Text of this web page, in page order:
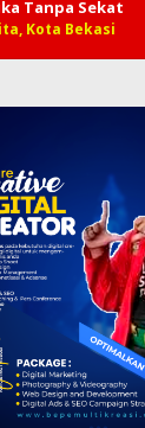
Tanpa Sekat
Kota Bekasi